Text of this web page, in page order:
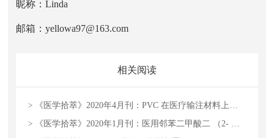
昵称：Linda
邮箱：yellowa97@163.com
相关阅读
>《医学拾萃》2020年4月刊：PVC 在医疗输注材料上的应用现状及发展趋势
>《医学拾萃》2020年1月刊：医用邻苯二甲酸二 （2- 乙基）己酯（DEHP ） 增塑剂毒性对医疗安全的影响